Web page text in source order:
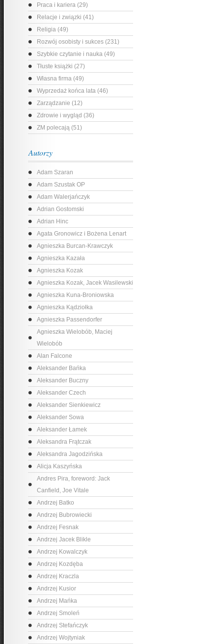
Praca i kariera (29)
Relacje i związki (41)
Religia (49)
Rozwój osobisty i sukces (231)
Szybkie czytanie i nauka (49)
Tłuste książki (27)
Własna firma (49)
Wyprzedaż końca lata (46)
Zarządzanie (12)
Zdrowie i wygląd (36)
ZM polecają (51)
Autorzy
Adam Szaran
Adam Szustak OP
Adam Walerjańczyk
Adrian Gostomski
Adrian Hinc
Agata Gronowicz i Bożena Lenart
Agnieszka Burcan-Krawczyk
Agnieszka Kazała
Agnieszka Kozak
Agnieszka Kozak, Jacek Wasilewski
Agnieszka Kuna-Broniowska
Agnieszka Kądziołka
Agnieszka Passendorfer
Agnieszka Wielobób, Maciej
Wielobób
Alan Falcone
Aleksander Bańka
Aleksander Buczny
Aleksander Czech
Aleksander Sienkiewicz
Aleksander Sowa
Aleksander Łamek
Aleksandra Frątczak
Aleksandra Jagodzińska
Alicja Kaszyńska
Andres Pira, foreword: Jack
Canfield, Joe Vitale
Andrzej Batko
Andrzej Bubrowiecki
Andrzej Fesnak
Andrzej Jacek Blikle
Andrzej Kowalczyk
Andrzej Kozdęba
Andrzej Kraczla
Andrzej Kusior
Andrzej Mańka
Andrzej Smoleń
Andrzej Stefańczyk
Andrzej Wojtyniak